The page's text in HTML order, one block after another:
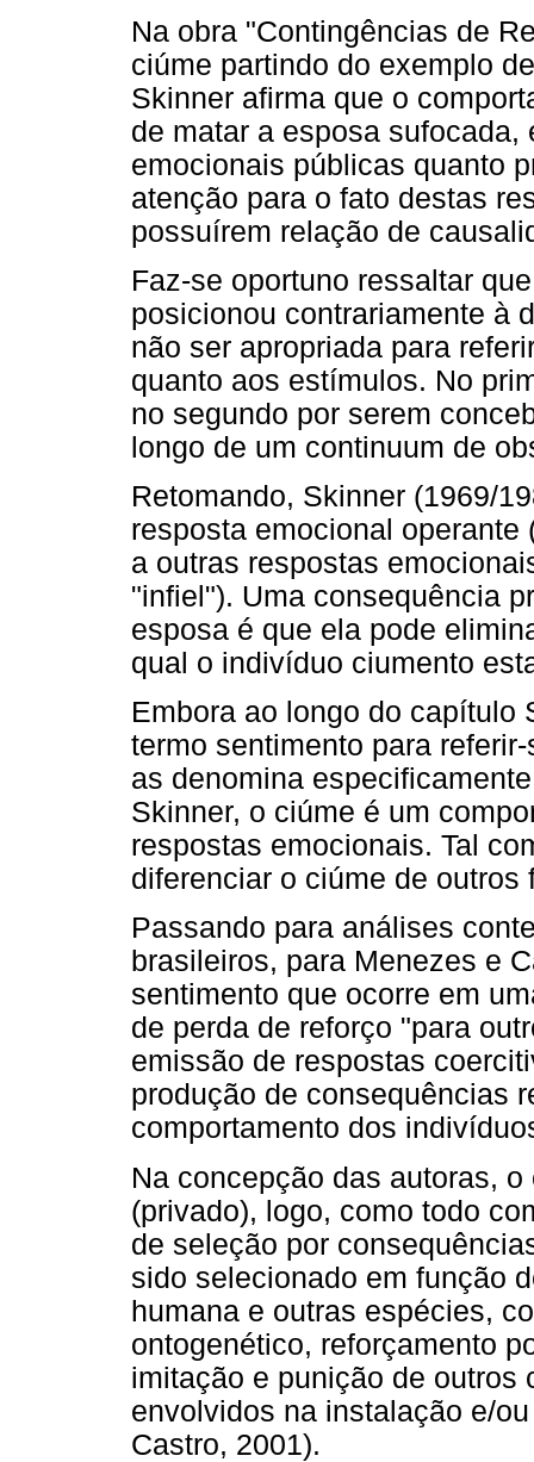
Na obra "Contingências de
ciúme partindo do exemplo
Skinner afirma que o
de matar a esposa
emocionais públicas quanto
atenção para o fato destas
possuírem relação de
Faz-se oportuno ressaltar
posicionou contrariamente à
não ser apropriada para
quanto aos estímulos. No
no segundo por serem
longo de um continuum de
Retomando, Skinner (1969/
resposta emocional
a outras respostas
"infiel"). Uma consequência
esposa é que ela pode
qual o indivíduo ciumento
Embora ao longo do capítulo
termo sentimento para
as denomina
Skinner, o ciúme é um
respostas emocionais. Tal
diferenciar o ciúme de outros
Passando para análises
brasileiros, para Menezes e
sentimento que ocorre em
de perda de reforço "para
emissão de respostas
produção de consequências
comportamento dos
Na concepção das autoras,
(privado), logo, como todo
de seleção por
sido selecionado em função
humana e outras espécies,
ontogenético, reforçamento
imitação e punição de outros
envolvidos na instalação e/
Castro, 2001).